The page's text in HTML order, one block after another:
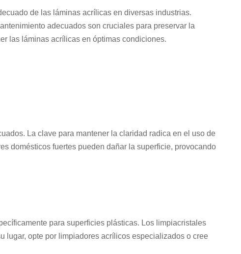
de las láminas acrílicas en diversas industrias.
adecuados son cruciales para preservar la
las láminas acrílicas en óptimas condiciones.
La clave para mantener la claridad radica en el uso de
domésticos fuertes pueden dañar la superficie, provocando
para superficies plásticas. Los limpiacristales
lugar, opte por limpiadores acrílicos especializados o cree